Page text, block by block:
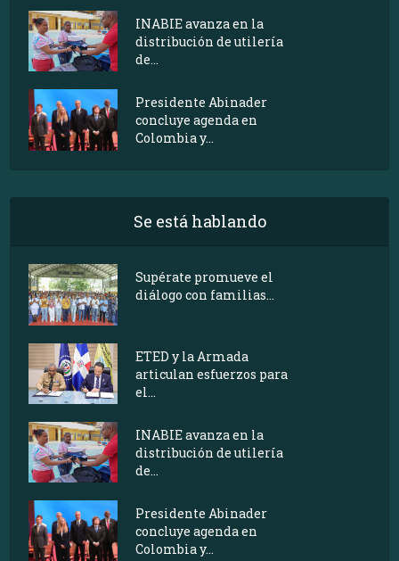
INABIE avanza en la
distribución de utilería
de...
Presidente Abinader
concluye agenda en
Colombia y...
Se está hablando
Supérate promueve el
diálogo con familias...
ETED y la Armada
articulan esfuerzos para
el...
INABIE avanza en la
distribución de utilería
de...
Presidente Abinader
concluye agenda en
Colombia y...